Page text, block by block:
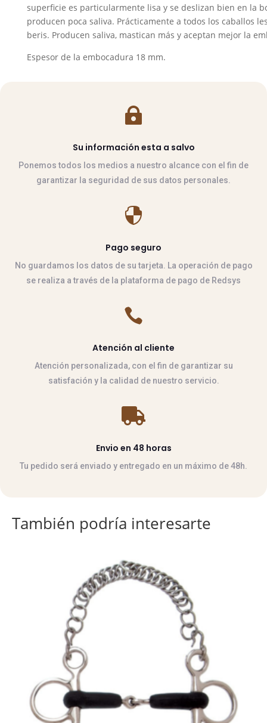
superficie es particularmente lisa y se deslizan bien en la
producen poca saliva. Prácticamente a todos los caballos
beris. Producen saliva, mastican más y aceptan mejor la
Espesor de la embocadura 18 mm.

Su información esta a salvo
Ponemos todos los medios a nuestro alcance con el fin de
garantizar la seguridad de sus datos personales.

Pago seguro
No guardamos los datos de su tarjeta. La operación de pago
se realiza a través de la plataforma de pago de Redsys

Atención al cliente
Atención personalizada, con el fin de garantizar su
satisfación y la calidad de nuestro servicio.

Envio en 48 horas
Tu pedido será enviado y entregado en un máximo de 48h.
También podría interesarte
elegir